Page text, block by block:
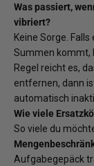
Was passiert,
vibriert?
Keine Sorge.
Summen kommt,
Regel reicht es,
entfernen, dann
automatisch
Wie viele
So viele du
Aufgabegepäck